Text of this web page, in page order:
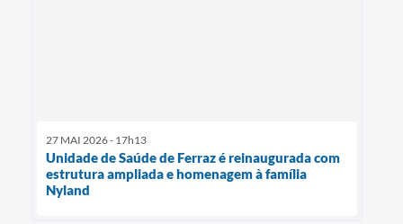
27 MAI 2026 - 17h13
Unidade de Saúde de Ferraz é reinaugurada com
estrutura ampliada e homenagem à família
Nyland